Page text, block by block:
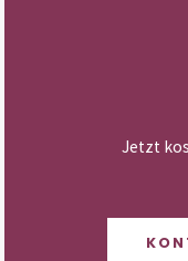
Jetzt